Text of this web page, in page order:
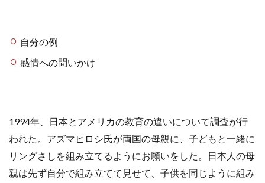
自分の例
感情への問いかけ
1994年、日本とアメリカの教育の違いについて調査が行
われた。アズマヒロシ氏が両国の母親に、子どもと一緒に
リングさしを組み立てるようにお願いをした。日本人の母
親は先ず自分で組み立てて見せて、子供を同じように組み